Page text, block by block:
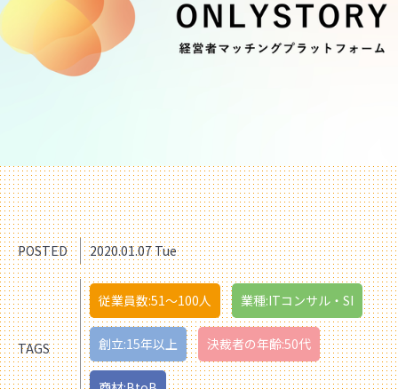
POSTED 2020.01.07 Tue
TAGS
従業員数:51〜100人 業種:ITコンサル・SI
創立:15年以上 決裁者の年齢:50代